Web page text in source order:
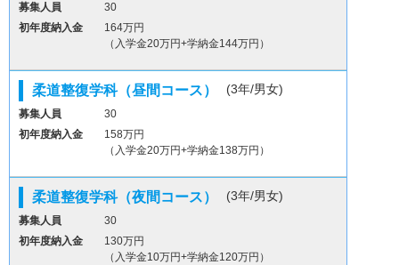
募集人員
30
初年度納入金
164万円
（入学金20万円+学納金144万円）
柔道整復学科（昼間コース） (3年/男女)
募集人員
30
初年度納入金
158万円
（入学金20万円+学納金138万円）
柔道整復学科（夜間コース） (3年/男女)
募集人員
30
初年度納入金
130万円
（入学金10万円+学納金120万円）